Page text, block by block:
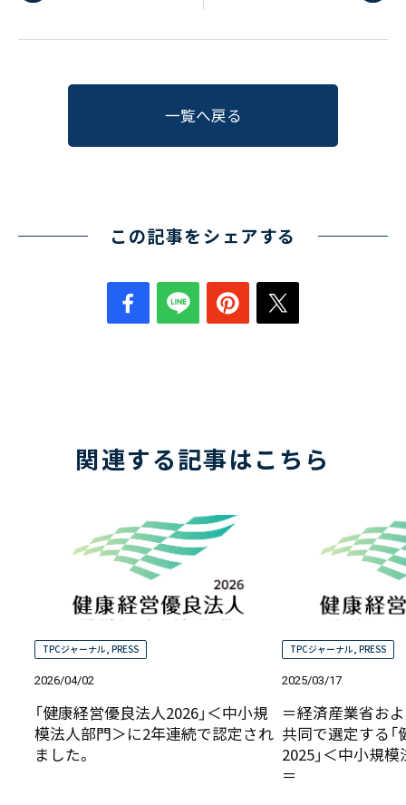
一覧へ戻る
この記事をシェアする
関連する記事はこちら
TPCジャーナル, PRESS
2026/04/02
「健康経営優良法人2026」＜中小規
模法人部門＞に2年連続で認定され
ました。
TPCジャーナル,PRESS
2025/03/17
＝経済産業省お
共同で選定する
2025」＜中小規
＝